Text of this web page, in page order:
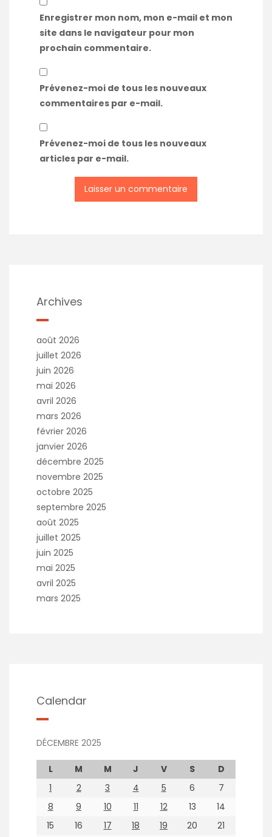
Enregistrer mon nom, mon e-mail et mon
site dans le navigateur pour mon
prochain commentaire.
Prévenez-moi de tous les nouveaux
commentaires par e-mail.
Prévenez-moi de tous les nouveaux
articles par e-mail.
Archives
août 2026
juillet 2026
juin 2026
mai 2026
avril 2026
mars 2026
février 2026
janvier 2026
décembre 2025
novembre 2025
octobre 2025
septembre 2025
août 2025
juillet 2025
juin 2025
mai 2025
avril 2025
mars 2025
Calendar
DÉCEMBRE 2025
L M M J V S
D
1
2 3 4 5 6
7
8
9 10 11 12 13
14
15
16 17 18 19 20
21